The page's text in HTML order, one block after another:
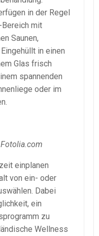
in der Regel
mit
Saunen,
in einen
Glas frisch
spannenden
oder im
einplanen
von ein- oder
Dabei
ein
zu
Wellness